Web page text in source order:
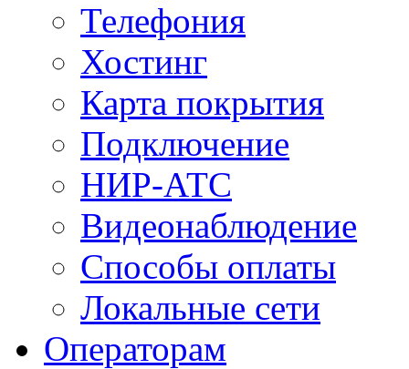
Телефония
Хостинг
Карта покрытия
Подключение
НИР-АТС
Видеонаблюдение
Способы оплаты
Локальные сети
Операторам